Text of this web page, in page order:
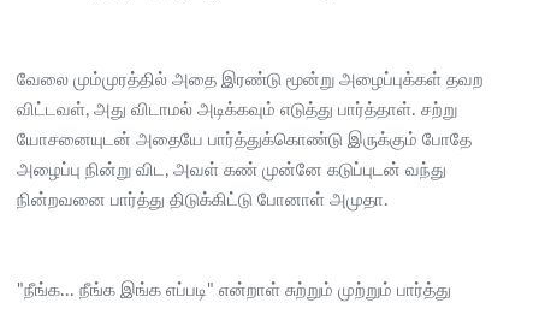
வேலை மும்முரத்தில் அதை இரண்டு மூன்று அழைப்புக்கள் தவற
விட்டவள், அது விடாமல் அடிக்கவும் எடுத்து பார்த்தாள். சற்று
யோசனையுடன் அதையே பார்த்துக்கொண்டு இருக்கும் போதே
அழைப்பு நின்று விட, அவள் கண் முன்னே கடுப்புடன் வந்து
நின்றவனை பார்த்து திடுக்கிட்டு போனாள் அமுதா.
"நீங்க... நீங்க இங்க எப்படி" என்றாள் சுற்றும் முற்றும் பார்த்து